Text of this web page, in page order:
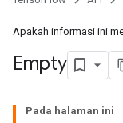
Apakah informasi ini
Empty
Pada halaman ini